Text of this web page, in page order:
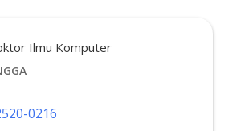
Ilmu Komputer
0216